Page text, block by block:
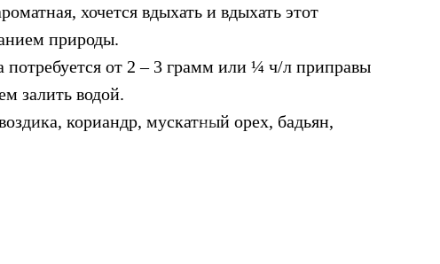
хочется вдыхать и вдыхать этот
природы.
потребуется от 2 – 3 грамм или ¼ ч/л приправы
залить водой.
кориандр, мускатный орех, бадьян,